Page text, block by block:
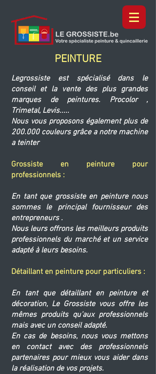
PEINTURE
Legrossiste est spécialisé dans le
conseil et la vente des plus grandes
marques de peintures. Procolor ,
Trimetal, Levis.....
Nous vous proposons également plus de
200.000 couleurs grâcea notre machine
a teinter
Grossiste en peinture pour
professionnels :
En tant que grossiste en peinture nous
sommes le principal fournisseur des
entrepreneurs .
Nous leurs offrons les meilleurs produits
professionnels du marché et un service
adapté à leurs besoins.
​Détaillant en peinture pour particuliers :
En tant que détaillant en peinture et
décoration, Le Grossiste vous offre les
mêmes produits qu’aux professionnels
mais avec un conseil adapté.
En cas de besoins, nous vous mettons
en contact avec des professionnels
partenaires pour mieux vous aider dans
la réalisation de vos projets.